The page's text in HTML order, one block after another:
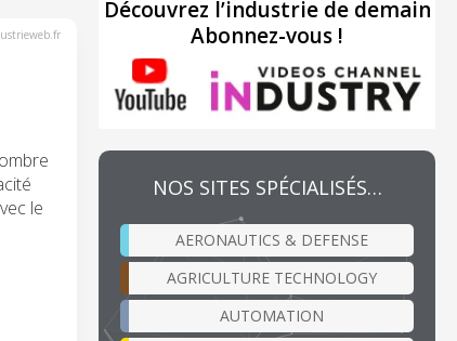
le
Découvrez l’industrie de demain
Abonnez-vous !
NOS SITES SPÉCIALISÉS…
AERONAUTICS & DEFENSE
AGRICULTURE TECHNOLOGY
AUTOMATION